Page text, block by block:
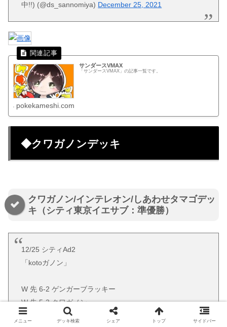
中!!) (@ds_sannomiya) December 25, 2021
サンダースVMAX
「サンダースVMAX」の記事一覧です。
pokekameshi.com
◆クワガノンデッキ
クワガノン/インテレオン/しあわせタマゴデッ
キ（シティ東京イエサブ：準優勝）
12/25 シティAd2
「kotoガノン」
W 先 6-2 ゲンガーブラッキー
W 先 5-3 クワガノン
L 後 3-6 悪ニンフウーラオス
メニュー デッキ検索 シェア トップ サイドバー